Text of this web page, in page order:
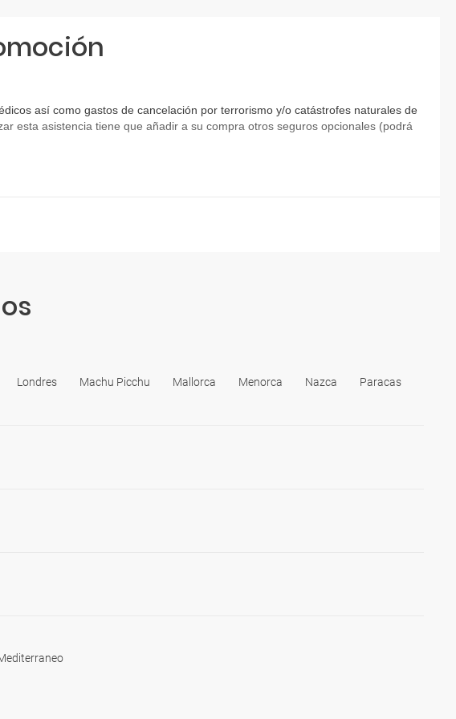
encontremos. Es muy sencillo comprar
unos cuantos Soles.
así como gastos de cancelación por terrorismo y/o catástrofes naturales de
esta asistencia tiene que añadir a su compra otros seguros opcionales (podrá
Londres Machu Picchu Mallorca Menorca Nazca
Paracas